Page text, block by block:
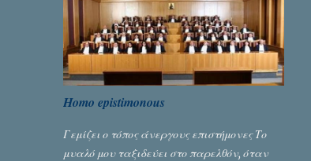
Homo epistimonous
Γεμίζει ο τόπος άνεργους επιστήμονες Το
μυαλό μου ταξιδεύει στο παρελθόν, όταν